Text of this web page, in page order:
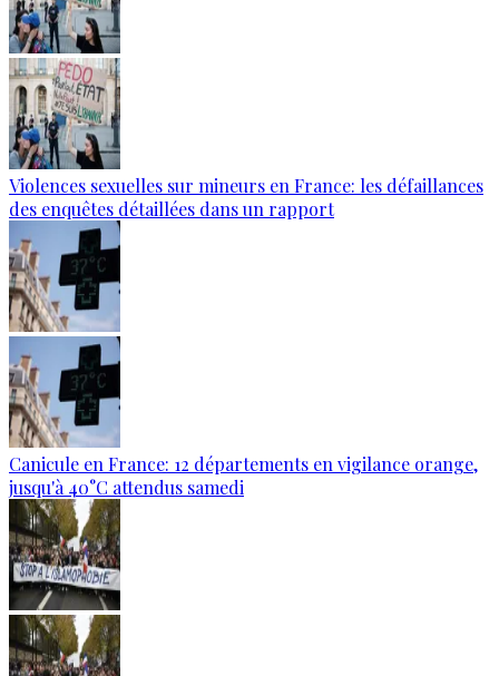
Violences sexuelles sur mineurs en France: les défaillances
des enquêtes détaillées dans un rapport
Canicule en France: 12 départements en vigilance orange,
jusqu'à 40°C attendus samedi